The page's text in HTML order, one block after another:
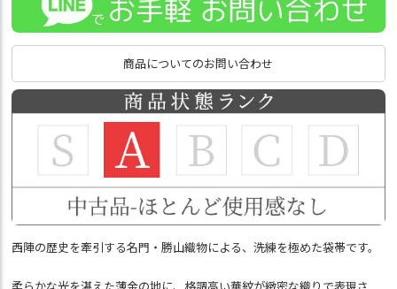
商品についてのお問い合わせ
西陣の歴史を牽引する名門・勝山織物による、洗練を極めた袋帯です。